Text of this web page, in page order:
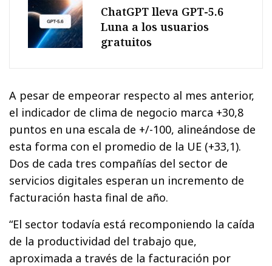
ChatGPT lleva GPT-5.6
Luna a los usuarios
gratuitos
A pesar de empeorar respecto al mes anterior,
el indicador de clima de negocio marca +30,8
puntos en una escala de +/-100, alineándose de
esta forma con el promedio de la UE (+33,1).
Dos de cada tres compañías del sector de
servicios digitales esperan un incremento de
facturación hasta final de año.
“El sector todavía está recomponiendo la caída
de la productividad del trabajo que,
aproximada a través de la facturación por